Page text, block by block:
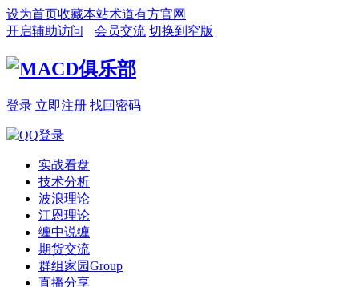
设为首页收藏本站术道有方官网
开启辅助访问
会员交流 切换到窄版
登录 立即注册 找回密码
实战看盘
技术分析
波浪理论
江恩理论
缠中说缠
期货交流
群组家园Group
直播分享